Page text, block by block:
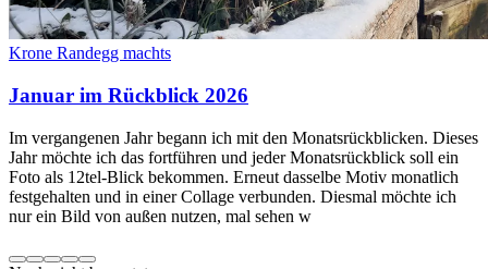
Krone Randegg machts
Januar im Rückblick 2026
Im vergangenen Jahr begann ich mit den Monatsrückblicken. Dieses
Jahr möchte ich das fortführen und jeder Monatsrückblick soll ein
Foto als 12tel-Blick bekommen. Erneut dasselbe Motiv monatlich
festgehalten und in einer Collage verbunden. Diesmal möchte ich
nur ein Bild von außen nutzen, mal sehen w